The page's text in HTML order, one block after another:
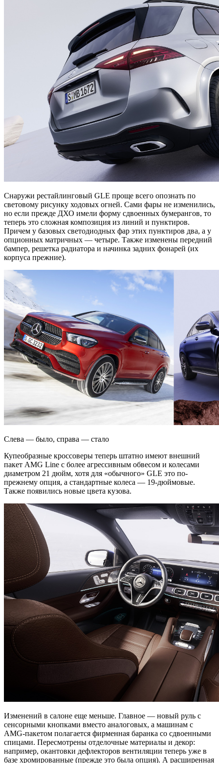
Снаружи рестайлинговый GLE проще всего опознать по
световому рисунку ходовых огней. Сами фары не изменились,
но если прежде ДХО имели форму сдвоенных бумерангов, то
теперь это сложная композиция из линий и пунктиров.
Причем у базовых светодиодных фар этих пунктиров два, а у
опционных матричных — четыре. Также изменены передний
бампер, решетка радиатора и начинка задних фонарей (их
корпуса прежние).
Слева — было, справа — стало
Купеобразные кроссоверы теперь штатно имеют внешний
пакет AMG Line с более агрессивным обвесом и колесами
диаметром 21 дюйм, хотя для «обычного» GLE это по-
прежнему опция, а стандартные колеса — 19-дюймовые.
Также появились новые цвета кузова.
Изменений в салоне еще меньше. Главное — новый руль с
сенсорными кнопками вместо аналоговых, а машинам с
AMG-пакетом полагается фирменная баранка со сдвоенными
спицами. Пересмотрены отделочные материалы и декор:
например, окантовки дефлекторов вентиляции теперь уже в
базе хромированные (прежде это была опция). А расширенная